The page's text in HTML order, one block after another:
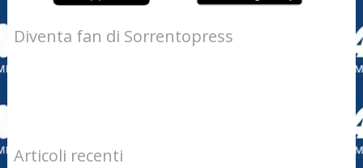
Diventa fan di Sorrentopress
Articoli recenti